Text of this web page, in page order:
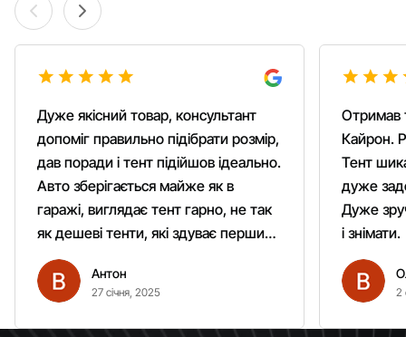
Дуже якісний товар, консультант
допоміг правильно підібрати розмір,
дав поради і тент підійшов ідеально.
Авто зберігається майже як в
гаражі, виглядає тент гарно, не так
як дешеві тенти, які здуває першим
вітром. Гарно кріпиться.
Рекомендую однозначно!
Антон
27 січня, 2025
Отримав
Кайрон.
Тент
дуже
Дуже
і знімати.
2